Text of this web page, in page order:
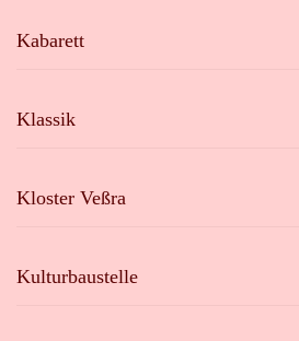
Kabarett
Klassik
Kloster Veßra
Kulturbaustelle